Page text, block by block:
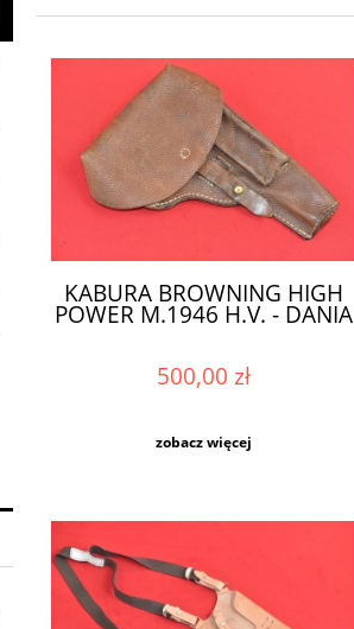
KABURA BROWNING HIGH
POWER M.1946 H.V. - DANIA
500,00 zł
zobacz więcej